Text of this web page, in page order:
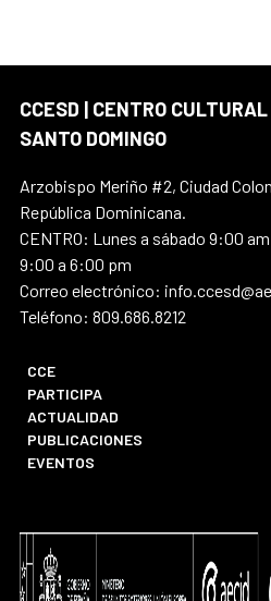
CCESD | CENTRO
SANTO DOMINGO
Arzobispo Meriño #2, Ciudad
República Dominicana.
CENTRO: Lunes a sábado 9:00
9:00 a 6:00 pm
Correo electrónico:
Teléfono: 809.686.8212
CCE
PARTICIPA
ACTUALIDAD
PUBLICACIONES
EVENTOS